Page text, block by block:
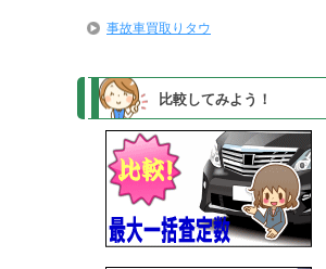
事故車買取りタウ
比較してみよう！